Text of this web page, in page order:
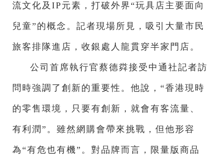
流文化及IP元素，打破外界“玩具店主要面向
兒童”的概念。記者現場所見，吸引大量市民
旅客排隊進店，收銀處人龍貫穿半家門店。
公司首席執行官蔡德粦接受中通社記者訪
問時強調了創新的重要性。他說，“香港現時
的零售環境，只要有創新，就會有客流量、
有利潤”。雖然網購會帶來挑戰，但他形容
為“有危也有機”。對品牌而言，限量版商品